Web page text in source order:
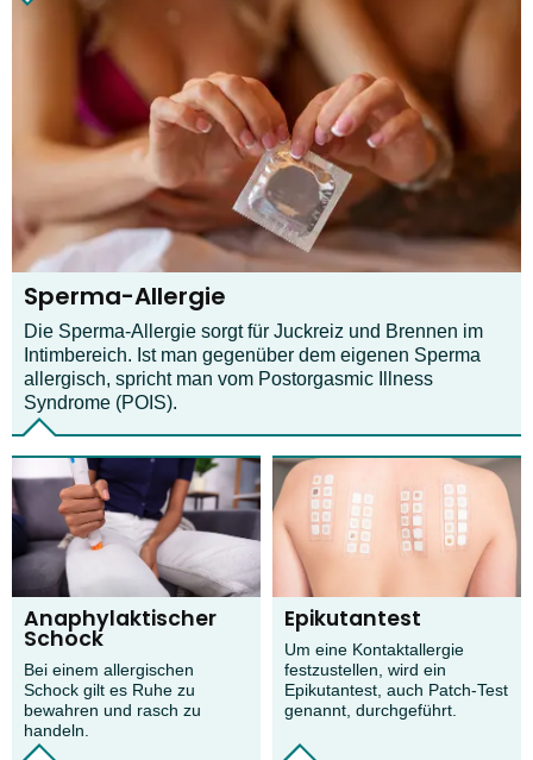
Sperma-Allergie
Die Sperma-Allergie sorgt für Juckreiz und Brennen im
Intimbereich. Ist man gegenüber dem eigenen Sperma
allergisch, spricht man vom Postorgasmic Illness
Syndrome (POIS).
Anaphylaktischer
Schock
Bei einem allergischen
Schock gilt es Ruhe zu
bewahren und rasch zu
handeln.
Epikutantest
Um eine Kontaktallergie
festzustellen, wird ein
Epikutantest, auch Patch-Test
genannt, durchgeführt.